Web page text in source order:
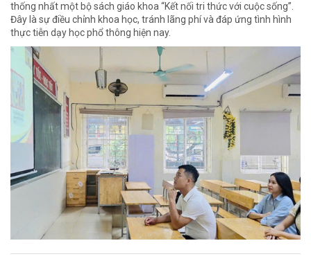
thống nhất một bộ sách giáo khoa “Kết nối tri thức với cuộc sống”.
Đây là sự điều chỉnh khoa học, tránh lãng phí và đáp ứng tình hình
thực tiễn dạy học phổ thông hiện nay.